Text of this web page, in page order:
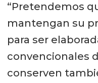
“Pretendemos
mantengan su
para ser
convencionales
conserven